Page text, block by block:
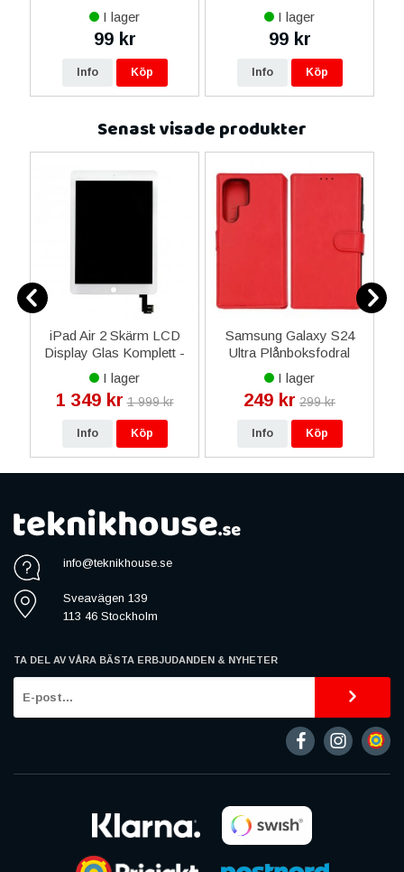
I lager
99 kr
Info Köp
I lager
99 kr
Info Köp
Senast visade produkter
iPad Air 2 Skärm LCD
Display Glas Komplett -
Vit
I lager
1 349 kr 1 999 kr
Info Köp
Samsung Galaxy S24
Ultra Plånboksfodral
Magnet Rvelon - Röd
I lager
249 kr 299 kr
Info Köp
info@teknikhouse.se
Sveavägen 139
113 46 Stockholm
TA DEL AV VÅRA BÄSTA ERBJUDANDEN & NYHETER